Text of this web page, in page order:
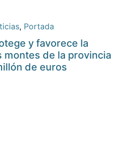
, Portada
y favorece la
montes de la provincia
de euros